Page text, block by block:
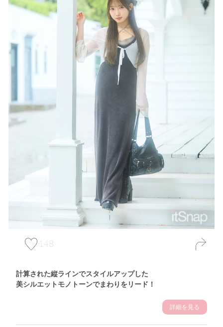
148
計算された縦ラインでスタイルアップした
美シルエットモノトーンでまわりをリード！
詳細を見る